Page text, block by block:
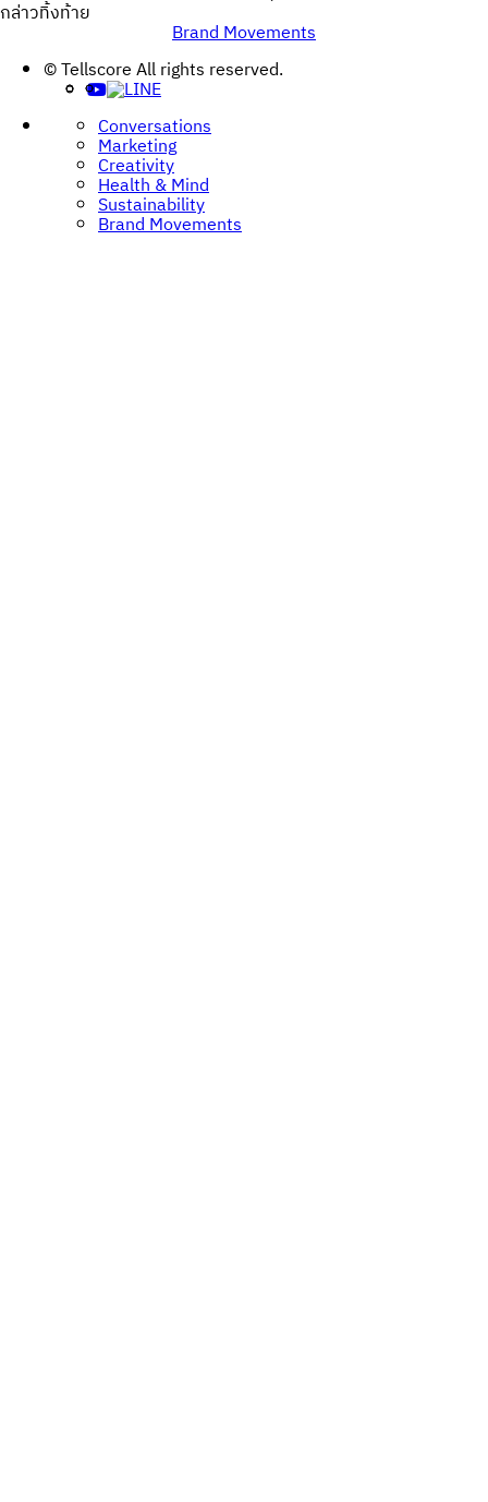
กล่าวทิ้งท้าย
Brand Movements
Post
navigation
© Tellscore All rights reserved.
Conversations
Marketing
Creativity
Health & Mind
Sustainability
Brand Movements